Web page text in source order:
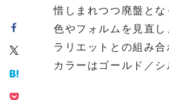
惜しまれつつ廃盤と
色やフォルムを見直
ラリエットとの組み
カラーはゴールド／シ